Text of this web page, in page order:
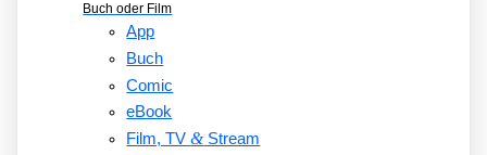
Buch oder Film
App
Buch
Comic
eBook
Film, TV&Stream